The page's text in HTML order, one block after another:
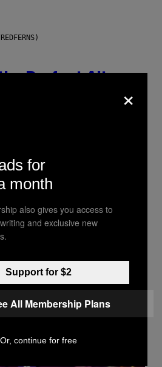
Perfect Alt-
for Your Boo? I
Already
GETTY IMAGES
Albums
Year
×
for
month
also gives you access to
and exclusive new
Support for $2
All Membership Plans
Or, continue for free